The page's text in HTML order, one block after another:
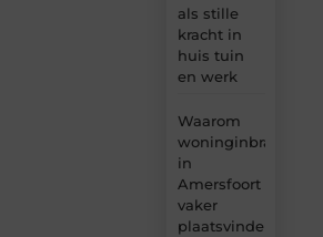
als stille
kracht in
huis tuin
en werk
Waarom
woninginbraken
in
Amersfoort
vaker
plaatsvinden